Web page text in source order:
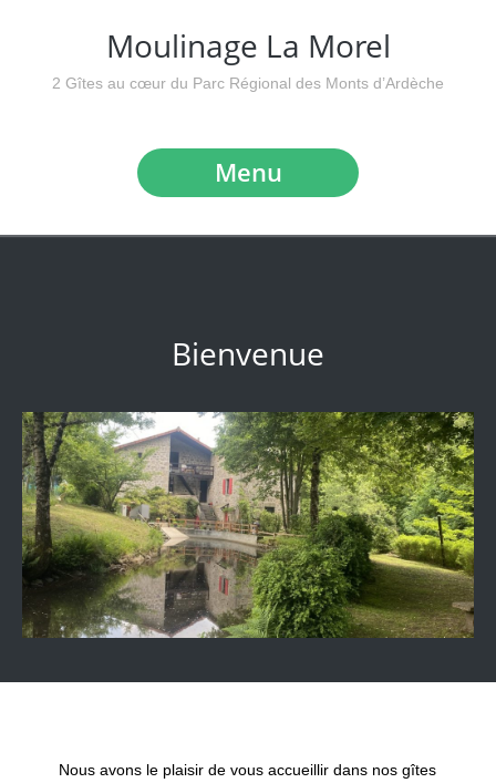
Moulinage La Morel
2 Gîtes au cœur du Parc Régional des Monts d’Ardèche
Menu
Bienvenue
Nous avons le plaisir de vous accueillir dans nos gîtes